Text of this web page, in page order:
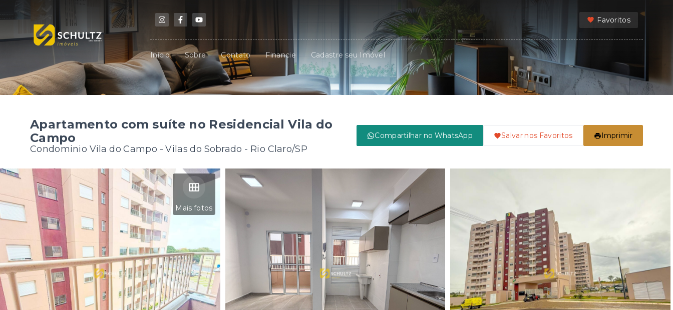
Favoritos
Início Sobre Contato Financie Cadastre seu Imóvel
Apartamento com suíte no Residencial Vila do
Campo
Condominio Vila do Campo -Vilas do Sobrado - Rio Claro/SP
Compartilhar no WhatsApp Salvar nos Favoritos Imprimir
Mais fotos